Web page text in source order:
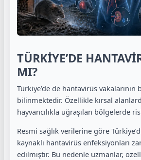
TÜRKİYE’DE
MI?
Türkiye’de de hantavirüs
bilinmektedir. Özellikle kırsal
hayvancılıkla uğraşılan bölgelerde
Resmi sağlık verilerine göre
kaynaklı hantavirüs enfeksiyonları
edilmiştir. Bu nedenle uzmanlar,